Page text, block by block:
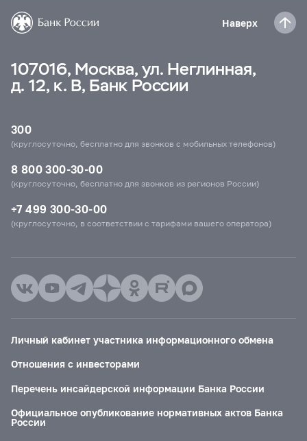
Наверх
107016, Москва, ул. Неглинная,
д. 12, к. В, Банк России
300
(круглосуточно, бесплатно для звонков с мобильных телефонов)
8 800 300-30-00
(круглосуточно, бесплатно для звонков из регионов России)
+7 499 300-30-00
(круглосуточно, в соответствии с тарифами вашего оператора)
Личный кабинет участника информационного обмена
Отношения с инвесторами
Перечень инсайдерской информации Банка России
Официальное опубликование нормативных актов Банка
России